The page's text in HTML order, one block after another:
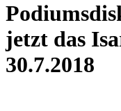
jetzt das
30.7.2018